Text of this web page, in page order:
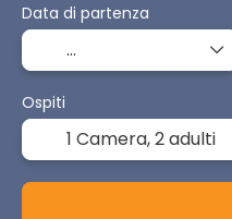
Data di partenza
Ospiti
1 Camera,2 adulti